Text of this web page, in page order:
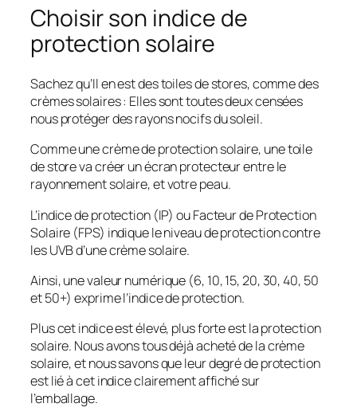
Choisir son indice de
protection solaire
Sachez qu’Il en est des toiles de stores, comme des
crèmes solaires : Elles sont toutes deux censées
nous protéger des rayons nocifs du soleil.
Comme une crème de protection solaire, une toile
de store va créer un écran protecteur entre le
rayonnement solaire, et votre peau.
L’indice de protection (IP) ou Facteur de Protection
Solaire (FPS) indique le niveau de protection contre
les UVB d’une crème solaire.
Ainsi, une valeur numérique (6, 10, 15, 20, 30, 40, 50
et 50+) exprime l’indice de protection.
Plus cet indice est élevé, plus forte est la protection
solaire. Nous avons tous déjà acheté de la crème
solaire, et nous savons que leur degré de protection
est lié à cet indice clairement affiché sur
l’emballage.